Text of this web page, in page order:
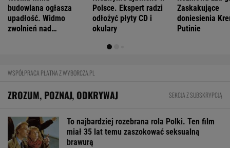
budowlana ogłasza
upadłość. Widmo
zwolnień nad
Polsce. Ekspert radzi
odłożyć płyty CD i
okulary
Zaskakujące
doniesienia
Putinie
WSPÓŁPRACA PŁATNA Z WYBORCZA.PL
ZROZUM, POZNAJ, ODKRYWAJ SEKCJA Z SUBSKRYPCJĄ
To najbardziej rozebrana rola Polki. Ten film
miał 35 lat temu zaszokować seksualną
brawurą